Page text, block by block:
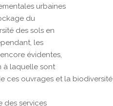
urbaines
du
des sols en
les
évidentes,
à laquelle sont
ces ouvrages et la biodiversité
des services